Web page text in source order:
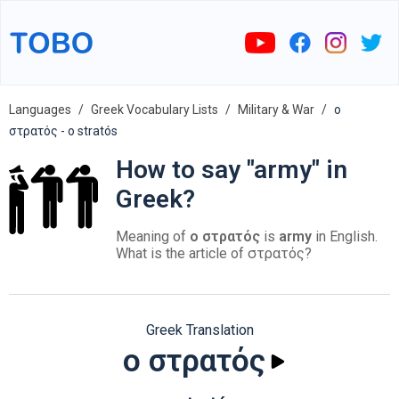
Languages Greek Vocabulary Lists Military & War
ο
στρατός - o stratós
How to say "army" in
Greek?
Meaning of ο στρατός is army in English.
What is the article of στρατός?
Greek Translation
ο στρατός